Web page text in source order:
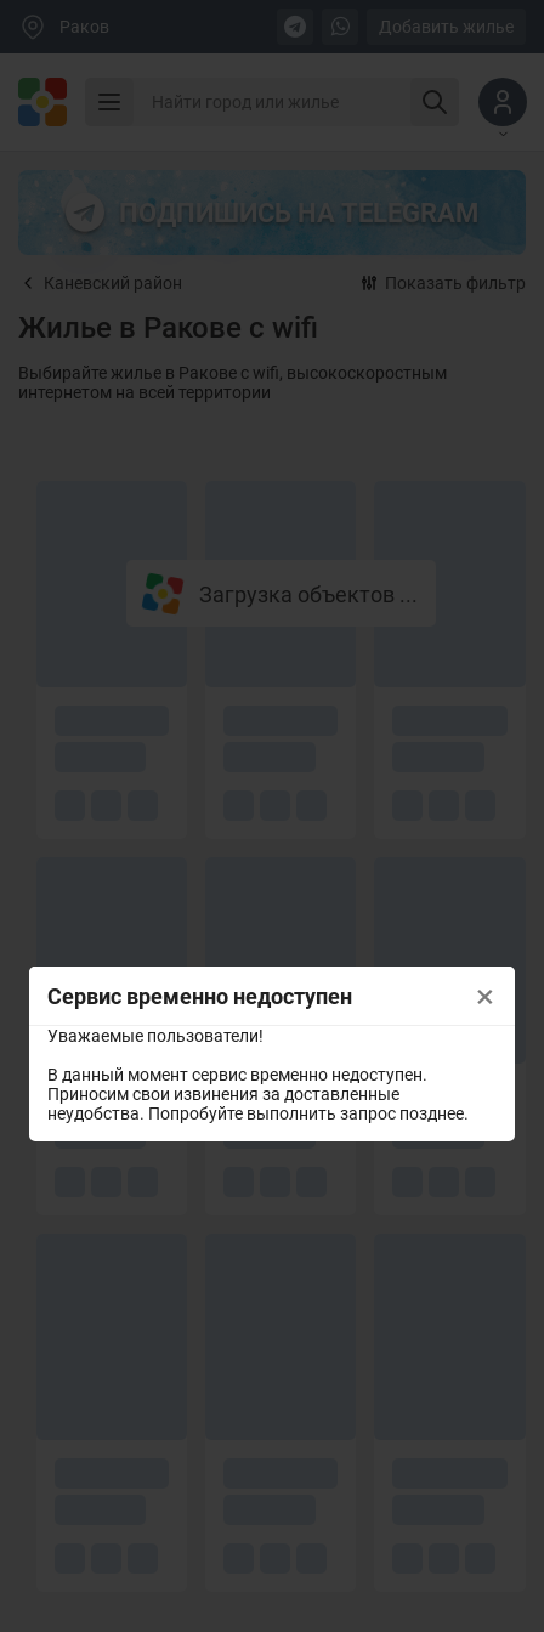
Сервис временно недоступен
Уважаемые пользователи!
В данный момент сервис временно недоступен.
Приносим свои извинения за доставленные
неудобства. Попробуйте выполнить запрос позднее.
×
Раков Добавить жилье
ПОДПИШИСЬ НА TELEGRAM
Каневский район Показать фильтр
Жилье в Ракове с wifi
Выбирайте жилье в Ракове с wifi, высокоскоростным
интернетом на всей территории
Загрузка объектов ...